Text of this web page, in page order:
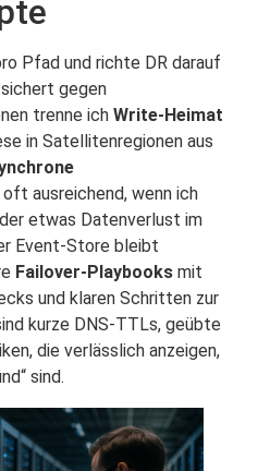
Pfad und richte DR darauf
sichert gegen
trenne ich Write‑Heimat
in Satellitenregionen aus
ausreichend, wenn ich
etwas Datenverlust im
Event‑Store bleibt
Failover‑Playbooks mit
und klaren Schritten zur
kurze DNS‑TTLs, geübte
die verlässlich anzeigen,
sind.